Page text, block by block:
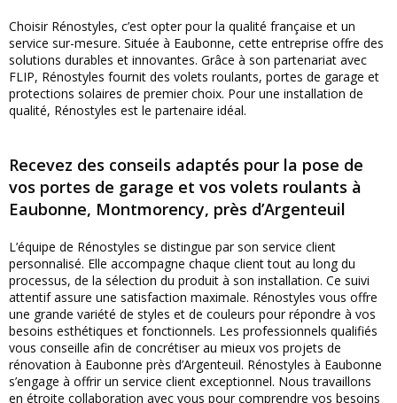
Choisir Rénostyles, c’est opter pour la qualité française et un
service sur-mesure. Située à Eaubonne, cette entreprise offre des
solutions durables et innovantes. Grâce à son partenariat avec
FLIP, Rénostyles fournit des volets roulants, portes de garage et
protections solaires de premier choix. Pour une installation de
qualité, Rénostyles est le partenaire idéal.
Recevez des conseils adaptés pour la pose de
vos portes de garage et vos volets roulants à
Eaubonne, Montmorency, près d’Argenteuil
L’équipe de Rénostyles se distingue par son service client
personnalisé. Elle accompagne chaque client tout au long du
processus, de la sélection du produit à son installation. Ce suivi
attentif assure une satisfaction maximale. Rénostyles vous offre
une grande variété de styles et de couleurs pour répondre à vos
besoins esthétiques et fonctionnels. Les professionnels qualifiés
vous conseille afin de concrétiser au mieux vos projets de
rénovation à Eaubonne près d’Argenteuil. Rénostyles à Eaubonne
s’engage à offrir un service client exceptionnel. Nous travaillons
en étroite collaboration avec vous pour comprendre vos besoins